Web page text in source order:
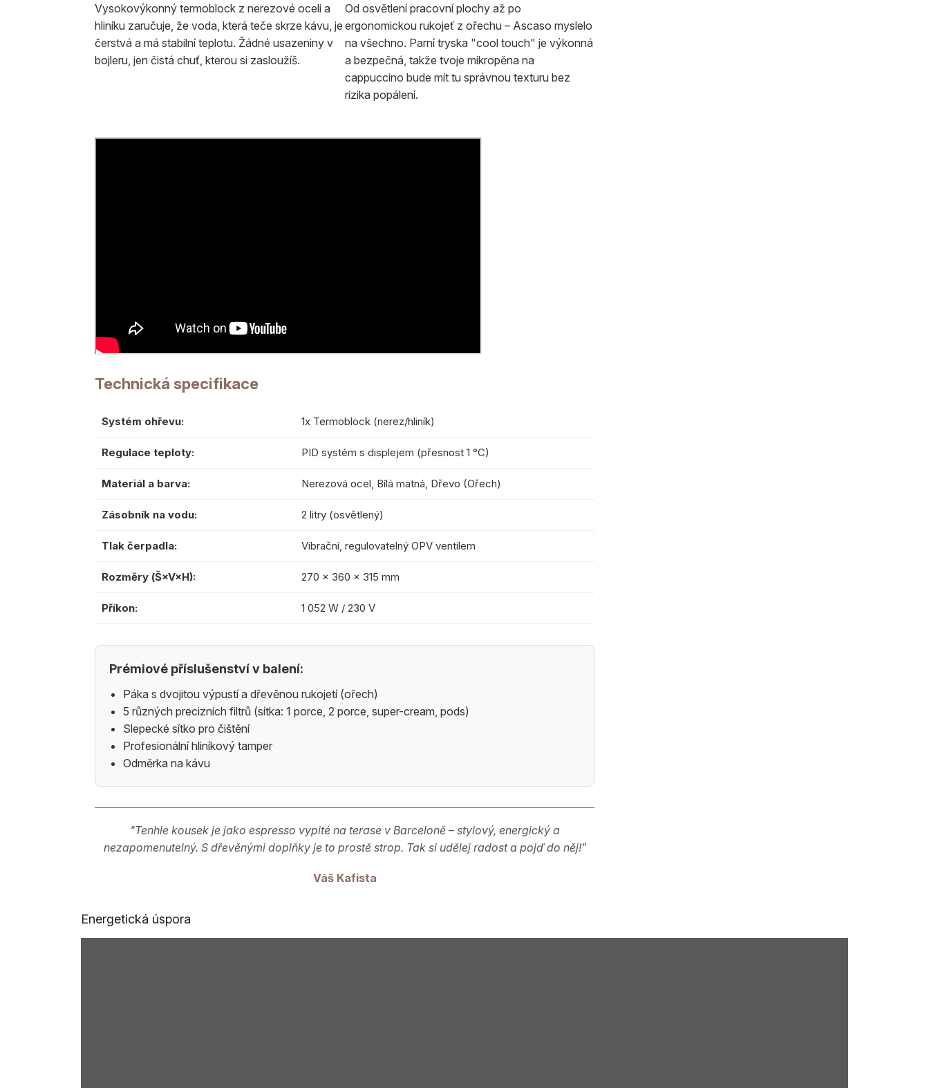
Vysokovýkonný termoblock z nerezové oceli a
hliníku zaručuje, že voda, která teče skrze kávu, je
čerstvá a má stabilní teplotu. Žádné usazeniny v
bojleru, jen čistá chuť, kterou si zasloužíš.
Od osvětlení pracovní plochy až po
ergonomickou rukojeť z ořechu – Ascaso myslelo
na všechno. Parní tryska "cool touch" je výkonná
a bezpečná, takže tvoje mikropěna na
cappuccino bude mít tu správnou texturu bez
rizika popálení.
Technická specifikace
Systém ohřevu: 1x Termoblock (nerez/hliník)
Regulace teploty: PID systém s displejem (přesnost 1 °C)
Materiál a barva: Nerezová ocel, Bílá matná, Dřevo (Ořech)
Zásobník na vodu: 2 litry (osvětlený)
Tlak čerpadla: Vibrační, regulovatelný OPV ventilem
Rozměry (Š×V×H): 270 x 360 x 315 mm
Příkon: 1 052 W / 230 V
Prémiové příslušenství v balení:
Páka s dvojitou výpustí a dřevěnou rukojetí (ořech)
5 různých precizních filtrů (sítka: 1 porce, 2 porce, super-cream, pods)
Slepecké sítko pro čištění
Profesionální hliníkový tamper
Odměrka na kávu
"Tenhle kousek je jako espresso vypité na terase v Barceloně – stylový, energický a
nezapomenutelný. S dřevěnými doplňky je to prostě strop. Tak si udělej radost a pojď do něj!"
Váš Kafista
Energetická úspora